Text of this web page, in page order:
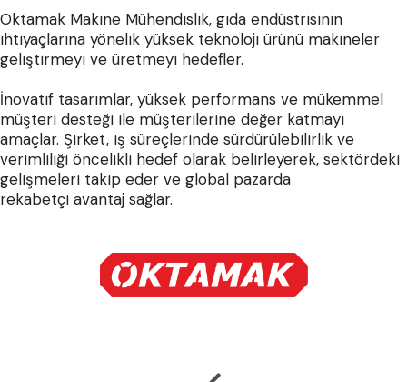
Oktamak Makine Mühendislik, gıda endüstrisinin
ihtiyaçlarına yönelik yüksek teknoloji ürünü makineler
geliştirmeyi ve üretmeyi hedefler.
İnovatif tasarımlar, yüksek performans ve mükemmel
müşteri desteği ile müşterilerine değer katmayı
amaçlar. Şirket, iş süreçlerinde sürdürülebilirlik ve
verimliliği öncelikli hedef olarak belirleyerek, sektördeki
gelişmeleri takip eder ve global pazarda
rekabetçi avantaj sağlar.